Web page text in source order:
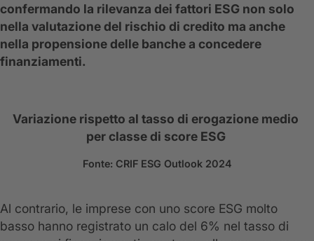
confermando la rilevanza dei fattori ESG non solo
nella valutazione del rischio di credito ma anche
nella propensione delle banche a concedere
finanziamenti.
Variazione rispetto al tasso di erogazione medio
per classe di score ESG
Fonte: CRIF ESG Outlook 2024
Al contrario, le imprese con uno score ESG molto
basso hanno registrato un calo del 6% nel tasso di